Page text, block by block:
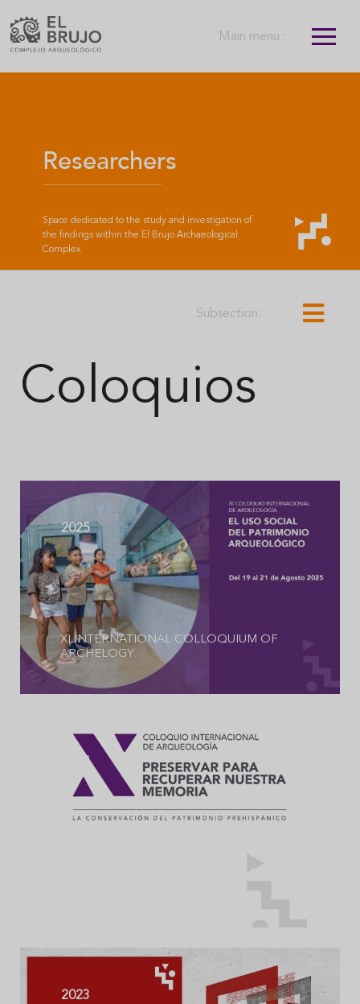
Main menu :
Researchers
Space dedicated to the study and investigation of
the findings within the El Brujo Archaeological
Complex
Subsection:
Coloquios
2025
XI INTERNATIONAL COLLOQUIUM OF
ARCHELOGY
2024
2023